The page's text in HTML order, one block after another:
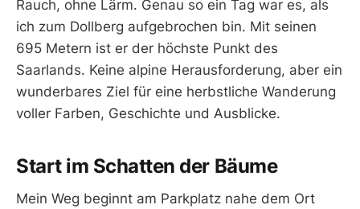
Rauch, ohne Lärm. Genau so ein Tag war es, als
ich zum Dollberg aufgebrochen bin. Mit seinen
695 Metern ist er der höchste Punkt des
Saarlands. Keine alpine Herausforderung, aber ein
wunderbares Ziel für eine herbstliche Wanderung
voller Farben, Geschichte und Ausblicke.
Start im Schatten der Bäume
Mein Weg beginnt am Parkplatz nahe dem Ort